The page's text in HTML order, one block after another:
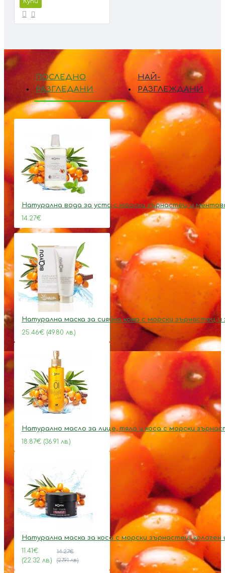
ПОСЛЕДНО
РАЗГЛЕДАНИ
НАЙ-
РАЗГЛЕЖДАНИ
Натурална вода за уста с морски зърнастец и
14.27€
Натурална маска за сияйна кожа с морски зърнастец и
25.46€ (49.80 лв.)
Натурално масло за лице, тяло и коса с морски
18.87€ (36.91 лв.)
Натурална маска за коса с морски зърнастец, колаген
11.41€
(22.32 лв.)
14.27€
(27.91 лв.)